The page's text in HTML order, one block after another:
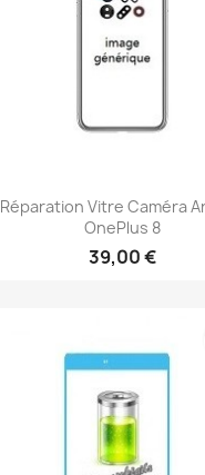
Aperçu rapide
Réparation Vitre Caméra
OnePlus 8
39,00 €